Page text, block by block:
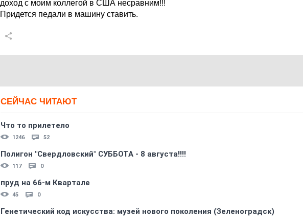
доход с моим коллегой в США несравним!!!
Придется педали в машину ставить.
СЕЙЧАС ЧИТАЮТ
Что то прилетело
1246 52
Полигон "Свердловский" СУББОТА - 8 августа!!!!
117 0
пруд на 66-м Квартале
45 0
Генетический код искусства: музей нового поколения (Зеленоградск)